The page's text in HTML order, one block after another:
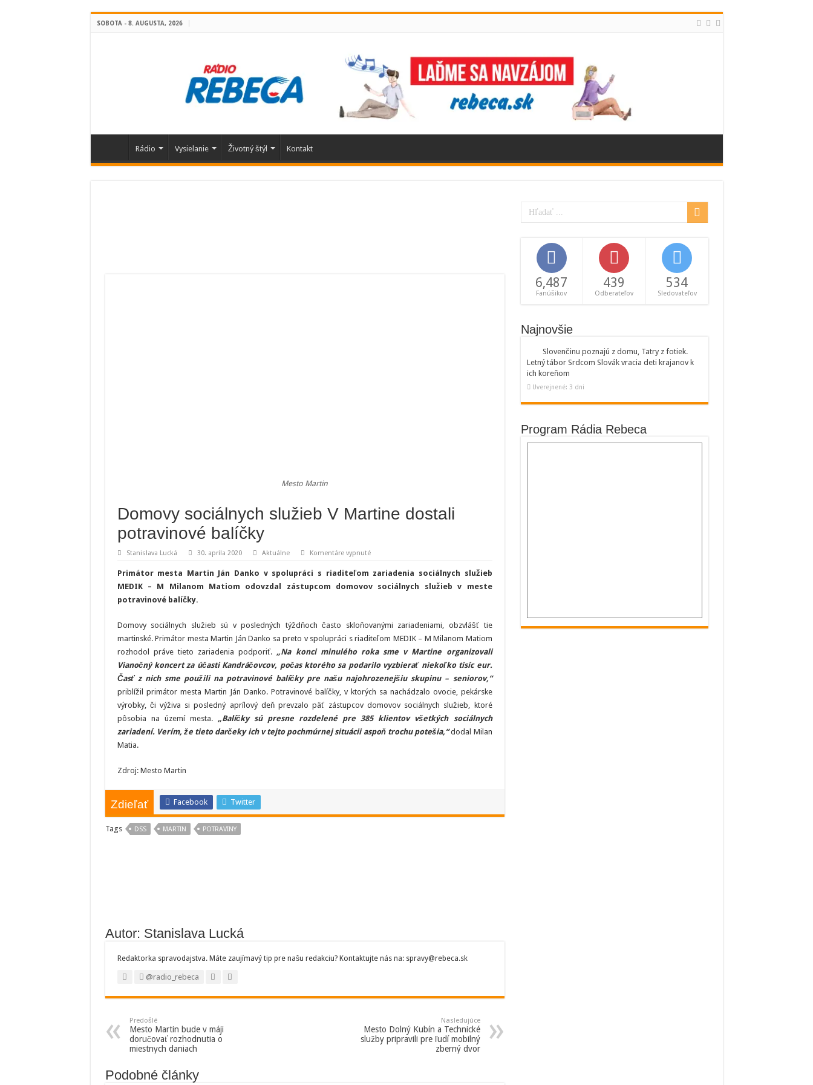
SOBOTA - 8. AUGUSTA, 2026
Rádio Vysielanie Životný štýl Kontakt
Mesto Martin
Domovy sociálnych služieb V Martine dostali
potravinové balíčky
Stanislava Lucká 30. apríla 2020 Aktuálne Komentáre vypnuténa
sociálnych
služieb
V
Martine
Primátor mesta Martin Ján Danko v spolupráci s riaditeľom zariadenia sociálnych služieb
MEDIK – M Milanom Matiom odovzdal zástupcom domovov sociálnych služieb v meste
potravinové balíčky.
Domovy sociálnych služieb sú v posledných týždňoch často skloňovanými zariadeniami, obzvlášť tie
martinské. Primátor mesta Martin Ján Danko sa preto v spolupráci s riaditeľom MEDIK – M Milanom Matiom
rozhodol práve tieto zariadenia podporiť. „Na konci minulého roka sme v Martine organizovali
Vianočný koncert za účasti Kandráčovcov, počas ktorého sa podarilo vyzbierať niekoľko tisíc eur.
Časť z nich sme použili na potravinové balíčky pre našu najohrozenejšiu skupinu – seniorov,“
priblížil primátor mesta Martin Ján Danko. Potravinové balíčky, v ktorých sa nachádzalo ovocie, pekárske
výrobky, či výživa si posledný aprílový deň prevzalo päť zástupcov domovov sociálnych služieb, ktoré
pôsobia na území mesta.
„Balíčky sú presne rozdelené pre 385 klientov všetkých sociálnych
zariadení. Verím, že tieto darčeky ich v tejto pochmúrnej situácii aspoň trochu potešia,“dodal Milan
Matia.
Zdroj: Mesto Martin
Zdieľať Facebook Twitter
Tags DSS MARTIN POTRAVINY
Autor: Stanislava Lucká
Redaktorka spravodajstva. Máte zaujímavý tip pre našu redakciu? Kontaktujte nás na: spravy@rebeca.sk
@radio_rebeca
Predošlé
Mesto Martin bude v máji
doručovať rozhodnutia o
miestnych daniach
Nasledujúce
Mesto Dolný Kubín a Technické
služby pripravili pre ľudí mobilný
zberný dvor
Podobné články
6,487
Fanúšikov
439
Odberateľov
534
Sledovateľov
Najnovšie
Slovenčinu poznajú z domu, Tatry z fotiek.
Letný tábor Srdcom Slovák vracia deti krajanov k
ich koreňom
Uverejnené: 3 dni
Program Rádia Rebeca